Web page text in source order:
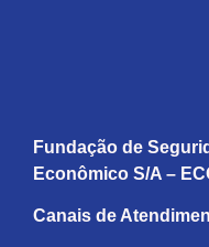
Fundação de
Econômico S/A –
Canais de